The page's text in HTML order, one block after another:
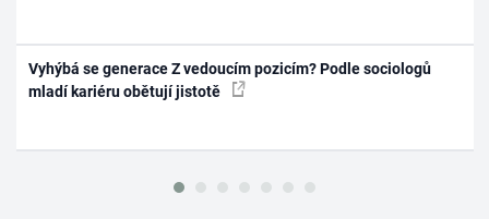
Vyhýbá se generace Z vedoucím pozicím? Podle sociologů
mladí kariéru obětují jistotě